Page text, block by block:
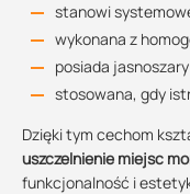
stanowi
wykonana z
posiada
stosowana, gdy
Dzięki tym cechom
uszczelnienie miejsc
funkcjonalność i
37.73 KB